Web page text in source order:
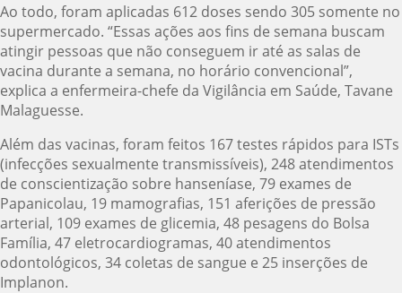
Ao todo, foram aplicadas 612 doses sendo 305 somente no
supermercado. “Essas ações aos fins de semana buscam
atingir pessoas que não conseguem ir até as salas de
vacina durante a semana, no horário convencional”,
explica a enfermeira-chefe da Vigilância em Saúde, Tavane
Malaguesse.
Além das vacinas, foram feitos 167 testes rápidos para ISTs
(infecções sexualmente transmissíveis), 248 atendimentos
de conscientização sobre hanseníase, 79 exames de
Papanicolau, 19 mamografias, 151 aferições de pressão
arterial, 109 exames de glicemia, 48 pesagens do Bolsa
Família, 47 eletrocardiogramas, 40 atendimentos
odontológicos, 34 coletas de sangue e 25 inserções de
Implanon.